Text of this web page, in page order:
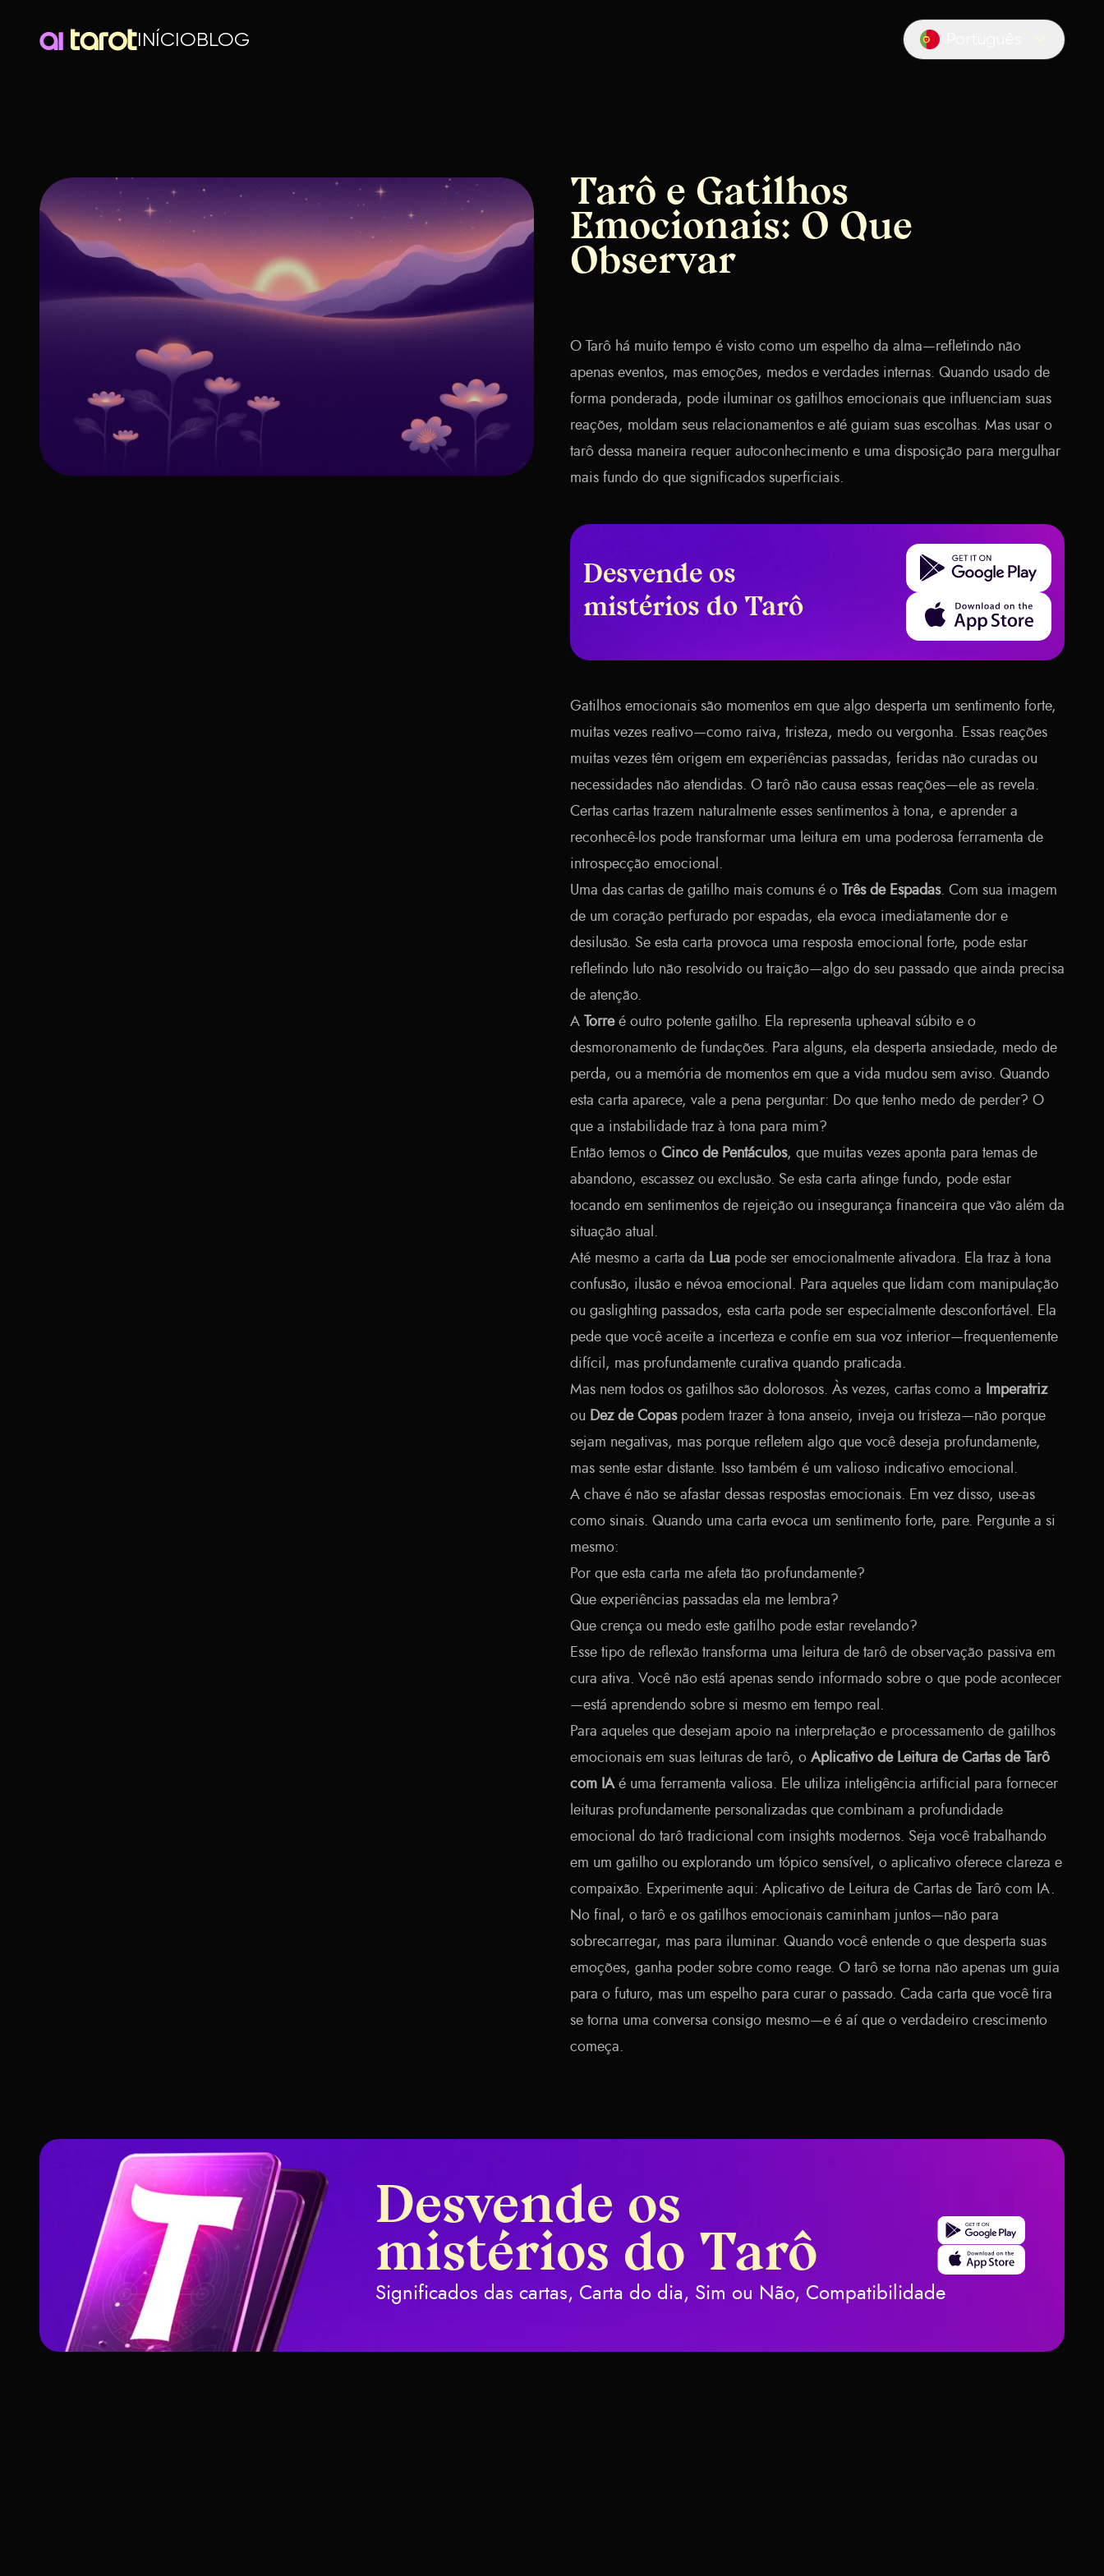
INÍCIOBLOG Locale switcher
Tarô e Gatilhos
Emocionais: O Que
Observar
O Tarô há muito tempo é visto como um espelho da alma—refletindo não
apenas eventos, mas emoções, medos e verdades internas. Quando usado de
forma ponderada, pode iluminar os gatilhos emocionais que influenciam suas
reações, moldam seus relacionamentos e até guiam suas escolhas. Mas usar o
tarô dessa maneira requer autoconhecimento e uma disposição para mergulhar
mais fundo do que significados superficiais.
Desvende os
mistérios do Tarô
Get it on Google Play
Download on the App Store
Gatilhos emocionais são momentos em que algo desperta um sentimento forte,
muitas vezes reativo—como raiva, tristeza, medo ou vergonha. Essas reações
muitas vezes têm origem em experiências passadas, feridas não curadas ou
necessidades não atendidas. O tarô não causa essas reações—ele as revela.
Certas cartas trazem naturalmente esses sentimentos à tona, e aprender a
reconhecê-los pode transformar uma leitura em uma poderosa ferramenta de
introspecção emocional.
Uma das cartas de gatilho mais comuns é o
Três de Espadas. Com sua imagem
de um coração perfurado por espadas, ela evoca imediatamente dor e
desilusão. Se esta carta provoca uma resposta emocional forte, pode estar
refletindo luto não resolvido ou traição—algo do seu passado que ainda precisa
de atenção.
A
Torreé outro potente gatilho. Ela representa upheaval súbito e o
desmoronamento de fundações. Para alguns, ela desperta ansiedade, medo de
perda, ou a memória de momentos em que a vida mudou sem aviso. Quando
esta carta aparece, vale a pena perguntar: Do que tenho medo de perder? O
que a instabilidade traz à tona para mim?
Então temos o Cinco de Pentáculos, que muitas vezes aponta para temas de
abandono, escassez ou exclusão. Se esta carta atinge fundo, pode estar
tocando em sentimentos de rejeição ou insegurança financeira que vão além da
situação atual.
Até mesmo a carta da Lua pode ser emocionalmente ativadora. Ela traz à tona
confusão, ilusão e névoa emocional. Para aqueles que lidam com manipulação
ou gaslighting passados, esta carta pode ser especialmente desconfortável. Ela
pede que você aceite a incerteza e confie em sua voz interior—frequentemente
difícil, mas profundamente curativa quando praticada.
Mas nem todos os gatilhos são dolorosos. Às vezes, cartas como a
Imperatriz
ou Dez de Copaspodem trazer à tona anseio, inveja ou tristeza—não porque
sejam negativas, mas porque refletem algo que você deseja profundamente,
mas sente estar distante. Isso também é um valioso indicativo emocional.
A chave é não se afastar dessas respostas emocionais. Em vez disso, use-as
como sinais. Quando uma carta evoca um sentimento forte, pare. Pergunte a si
mesmo:
Por que esta carta me afeta tão profundamente?
Que experiências passadas ela me lembra?
Que crença ou medo este gatilho pode estar revelando?
Esse tipo de reflexão transforma uma leitura de tarô de observação passiva em
cura ativa. Você não está apenas sendo informado sobre o que pode acontecer
—está aprendendo sobre si mesmo em tempo real.
Para aqueles que desejam apoio na interpretação e processamento de gatilhos
emocionais em suas leituras de tarô, o Aplicativo de Leitura de Cartas de Tarô
com IAé uma ferramenta valiosa. Ele utiliza inteligência artificial para fornecer
leituras profundamente personalizadas que combinam a profundidade
emocional do tarô tradicional com insights modernos. Seja você trabalhando
em um gatilho ou explorando um tópico sensível, o aplicativo oferece clareza e
compaixão. Experimente aqui: Aplicativo de Leitura de Cartas de Tarô com IA.
No final, o tarô e os gatilhos emocionais caminham juntos—não para
sobrecarregar, mas para iluminar. Quando você entende o que desperta suas
emoções, ganha poder sobre como reage. O tarô se torna não apenas um guia
para o futuro, mas um espelho para curar o passado. Cada carta que você tira
se torna uma conversa consigo mesmo—e é aí que o verdadeiro crescimento
começa.
Desvende os
mistérios do Tarô
Significados das cartas, Carta do dia, Sim ou Não, Compatibilidade
Get it on Google Play
Download on the App